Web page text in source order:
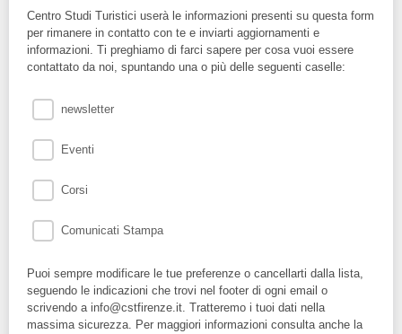
Centro Studi Turistici userà le informazioni presenti su questa form
per rimanere in contatto con te e inviarti aggiornamenti e
informazioni. Ti preghiamo di farci sapere per cosa vuoi essere
contattato da noi, spuntando una o più delle seguenti caselle:
newsletter
Eventi
Corsi
Comunicati Stampa
Puoi sempre modificare le tue preferenze o cancellarti dalla lista,
seguendo le indicazioni che trovi nel footer di ogni email o
scrivendo a info@cstfirenze.it. Tratteremo i tuoi dati nella
massima sicurezza. Per maggiori informazioni consulta anche la